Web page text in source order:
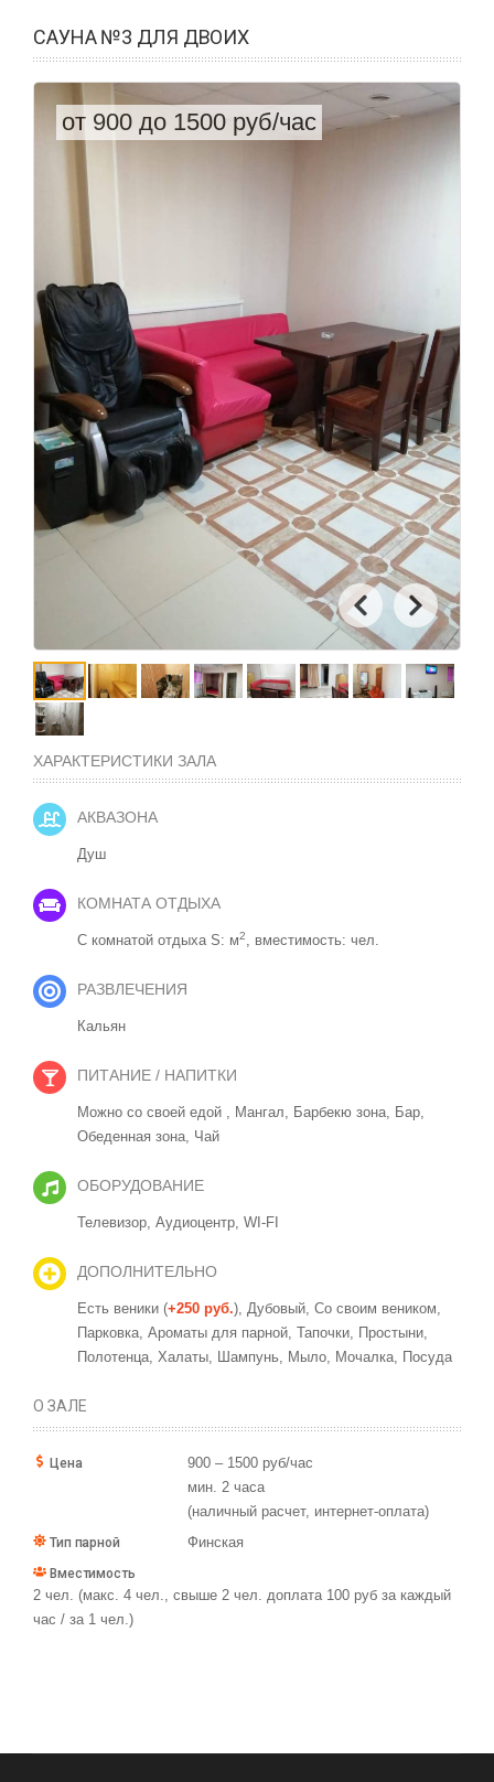
САУНА №3 ДЛЯ ДВОИХ
от 900 до 1500 руб/час
ХАРАКТЕРИСТИКИ ЗАЛА
АКВАЗОНА
Душ
КОМНАТА ОТДЫХА
С комнатой отдыха S: м2, вместимость: чел.
РАЗВЛЕЧЕНИЯ
Кальян
ПИТАНИЕ / НАПИТКИ
Можно со своей едой , Мангал, Барбекю зона, Бар,
Обеденная зона, Чай
ОБОРУДОВАНИЕ
Телевизор, Аудиоцентр, WI-FI
ДОПОЛНИТЕЛЬНО
Есть веники (+250 руб.), Дубовый, Со своим веником,
Парковка, Ароматы для парной, Тапочки, Простыни,
Полотенца, Халаты, Шампунь, Мыло, Мочалка, Посуда
О ЗАЛЕ
Цена
900 – 1500 руб/час
мин. 2 часа
(наличный расчет, интернет-оплата)
Тип парной Финская
Вместимость
2 чел. (макс. 4 чел., свыше 2 чел. доплата 100 руб за каждый
час / за 1 чел.)